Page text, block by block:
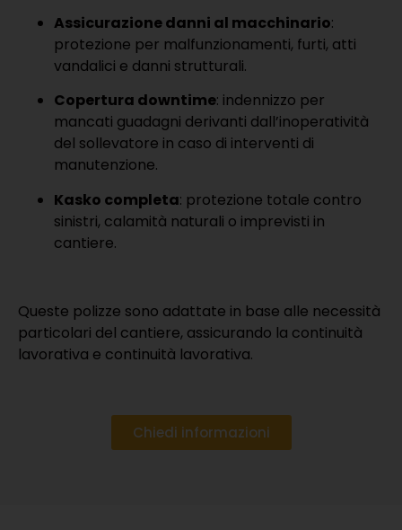
Assicurazione danni al macchinario:
protezione per malfunzionamenti, furti, atti
vandalici e danni strutturali.
Copertura downtime: indennizzo per
mancati guadagni derivanti dall’inoperatività
del sollevatore in caso di interventi di
manutenzione.
Kasko completa: protezione totale contro
sinistri, calamità naturali o imprevisti in
cantiere.
Queste polizze sono adattate in base alle necessità
particolari del cantiere, assicurando la continuità
lavorativa e continuità lavorativa.
Chiedi informazioni